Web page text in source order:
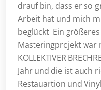
drauf bin, dass er so
Arbeit hat und mich
beglückt. Ein
Masteringprojekt war
KOLLEKTIVER
Jahr und die ist auch
Restauartion und